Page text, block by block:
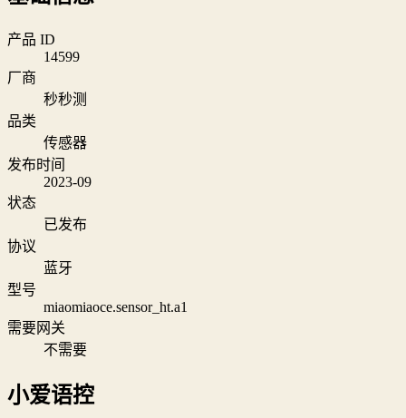
产品 ID
14599
厂商
秒秒测
品类
传感器
发布时间
2023-09
状态
已发布
协议
蓝牙
型号
miaomiaoce.sensor_ht.a1
需要网关
不需要
小爱语控